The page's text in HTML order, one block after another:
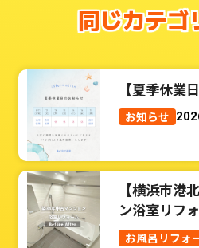
同じカテゴ
【夏季休業
お知らせ
【横浜市港
ン浴室リフ
お風呂リフォ